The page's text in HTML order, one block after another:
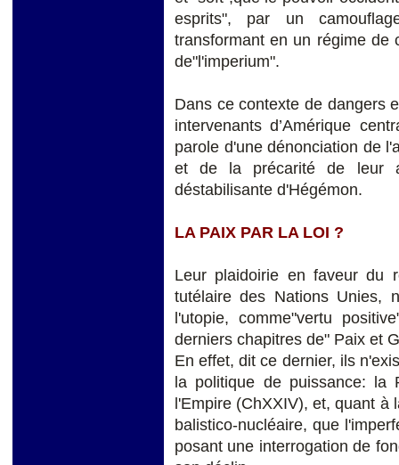
esprits", par un
transformant en un régime de
de"l'imperium".
Dans ce contexte de dangers
intervenants d’Amérique
parole d'une dénonciation de
et de la précarité de leur
déstabilisante d'Hégémon.
LA PAIX PAR LA LOI ?
Leur plaidoirie en faveur du
tutélaire des Nations
l'utopie, comme"vertu
derniers chapitres de" Paix et
En effet, dit ce dernier, ils
la politique de puissance:
l'Empire (ChXXIV), et, quant à
balistico-nucléaire, que
posant une interrogation de